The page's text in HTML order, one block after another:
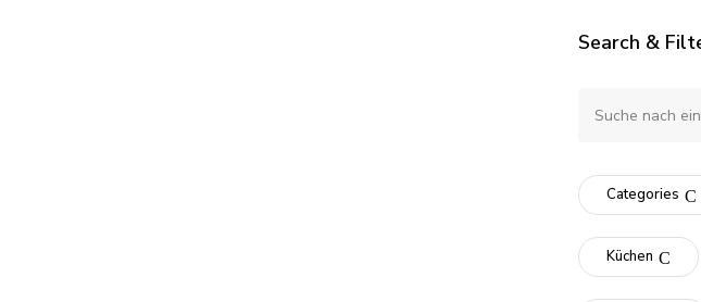
Search &
Categories
Küchen